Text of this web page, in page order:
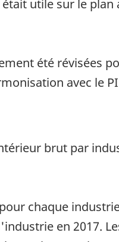
utile sur le plan
été révisées
avec le
brut par
chaque
en 2017.